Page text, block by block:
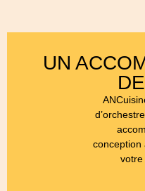
UN
conception
votre